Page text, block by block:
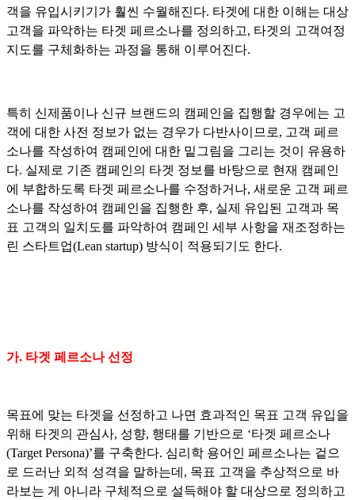
객을 유입시키기가 훨씬 수월해진다. 타겟에 대한 이해는 대상
고객을 파악하는 타겟 페르소나를 정의하고, 타겟의 고객여정
지도를 구체화하는 과정을 통해 이루어진다.
특히 신제품이나 신규 브랜드의 캠페인을 집행할 경우에는 고
객에 대한 사전 정보가 없는 경우가 다반사이므로, 고객 페르
소나를 작성하여 캠페인에 대한 밑그림을 그리는 것이 유용하
다. 실제로 기존 캠페인의 타겟 정보를 바탕으로 현재 캠페인
에 부합하도록 타겟 페르소나를 수정하거나, 새로운 고객 페르
소나를 작성하여 캠페인을 집행한 후, 실제 유입된 고객과 목
표 고객의 일치도를 파악하여 캠페인 세부 사항을 재조정하는
린 스타트업(Lean startup) 방식이 적용되기도 한다.
가. 타겟 페르소나 선정
목표에 맞는 타겟을 선정하고 나면 효과적인 목표 고객 유입을
위해 타겟의 관심사, 성향, 행태를 기반으로 ‘타겟 페르소나
(Target Persona)’를 구축한다. 심리학 용어인 페르소나는 겉으
로 드러난 외적 성격을 말하는데, 목표 고객을 추상적으로 바
라보는 게 아니라 구체적으로 설득해야 할 대상으로 정의하고